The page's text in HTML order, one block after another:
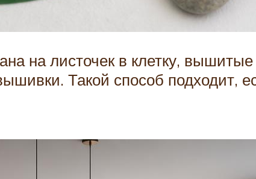
на листочек в клетку,
Такой способ подходит,